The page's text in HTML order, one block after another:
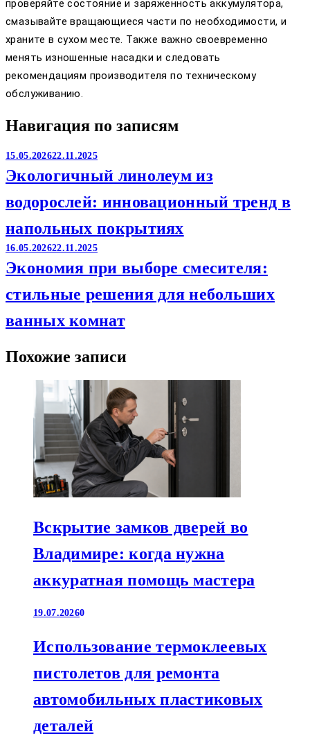
проверяйте состояние и заряженность аккумулятора,
смазывайте вращающиеся части по необходимости, и
храните в сухом месте. Также важно своевременно
менять изношенные насадки и следовать
рекомендациям производителя по техническому
обслуживанию.
Навигация по записям
15.05.202622.11.2025
Экологичный линолеум из
водорослей: инновационный тренд в
напольных покрытиях
16.05.202622.11.2025
Экономия при выборе смесителя:
стильные решения для небольших
ванных комнат
Похожие записи
Вскрытие замков дверей во
Владимире: когда нужна
аккуратная помощь мастера
19.07.20260
Использование термоклеевых
пистолетов для ремонта
автомобильных пластиковых
деталей